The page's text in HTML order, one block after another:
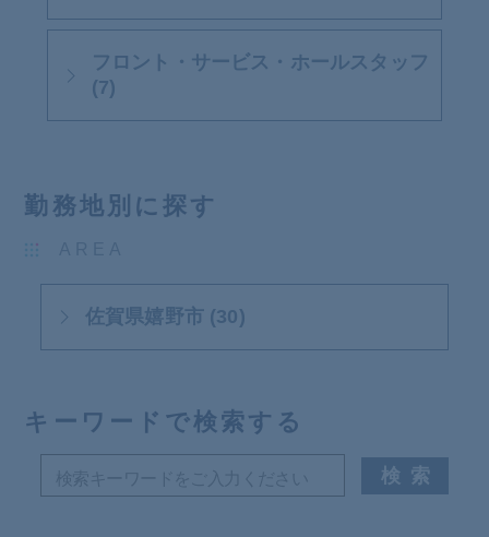
フロント・サービス・ホールスタッフ
(7)
勤務地別に探す
佐賀県嬉野市 (30)
キーワードで検索する